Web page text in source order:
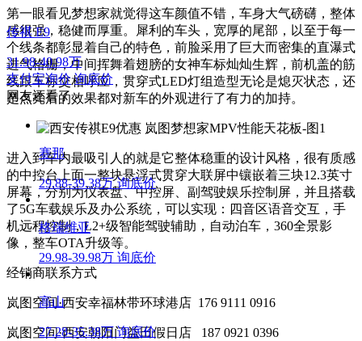
第一眼看见梦想家就觉得这车颜值不错，车身大气磅礴，整体
感很强，稳健而厚重。犀利的车头，宽厚的尾部，以至于每一
个线条都彰显着自己的特色，前脸采用了巨大而密集的直瀑式
进气格栅，中间挥舞着翅膀的女神车标灿灿生辉，前机盖的筋
线跟车标交相呼应，贯穿式LED灯组造型无论是熄灭状态，还
是点亮后的效果都对新车的外观进行了有力的加持。
进入到车内最吸引人的就是它整体稳重的设计风格，很有质感
的中控台上面一整块悬浮式贯穿大联屏中镶嵌着三块12.3英寸
屏幕，分别为仪表盘、中控屏、副驾驶娱乐控制屏，并且搭载
了5G车载娱乐及办公系统，可以实现：四音区语音交互，手
机远程控制，L2+级智能驾驶辅助，自动泊车，360全景影
像，整车OTA升级等。
经销商联系方式
岚图空间·西安幸福林带环球港店 176 9111 0916
岚图空间·西安朝阳门益田假日店 187 0921 0396
传祺 E9
31.98-40.98万
支付宝询价 询底价
网友还看了
赛那
29.88-39.38万 询底价
格瑞维亚
29.98-39.98万 询底价
高山
27.28-35.38万 询底价